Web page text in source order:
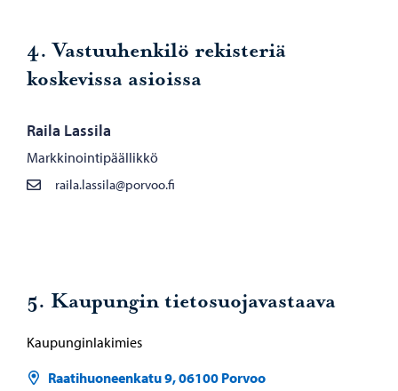
4. Vastuuhenkilö rekisteriä
koskevissa asioissa
Raila Lassila
Markkinointipäällikkö
raila.lassila@porvoo.fi
5. Kaupungin tietosuojavastaava
Kaupunginlakimies
Raatihuoneenkatu 9, 06100 Porvoo